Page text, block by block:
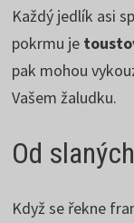
Každý jedlík asi
pokrmu je
pak mohou
Vašem žaludku.
Od
Když se řekne